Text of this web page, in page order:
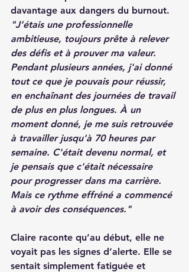
davantage aux dangers du burnout.
"J’étais une professionnelle
ambitieuse, toujours prête à relever
des défis et à prouver ma valeur.
Pendant plusieurs années, j'ai donné
tout ce que je pouvais pour réussir,
en enchaînant des journées de travail
de plus en plus longues. À un
moment donné, je me suis retrouvée
à travailler jusqu'à 70 heures par
semaine. C'était devenu normal, et
je pensais que c'était nécessaire
pour progresser dans ma carrière.
Mais ce rythme effréné a commencé
à avoir des conséquences."
Claire raconte qu’au début, elle ne
voyait pas les signes d’alerte. Elle se
sentait simplement fatiguée et